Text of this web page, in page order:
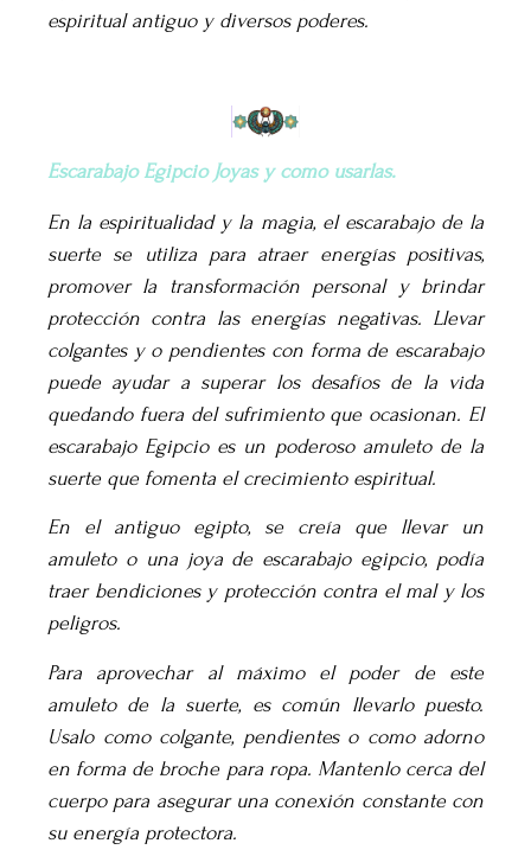
espiritual antiguo y diversos poderes.
Escarabajo Egipcio Joyas y como usarlas.
En la espiritualidad y la magia, el escarabajo de la
suerte se utiliza para atraer energías positivas,
promover la transformación personal y brindar
protección contra las energías negativas. Llevar
colgantes y o pendientes con forma de escarabajo
puede ayudar a superar los desafíos de la vida
quedando fuera del sufrimiento que ocasionan. El
escarabajo Egipcio es un poderoso amuleto de la
suerte que fomenta el crecimiento espiritual.
En el antiguo egipto, se creía que llevar un
amuleto o una joya de escarabajo egipcio, podía
traer bendiciones y protección contra el mal y los
peligros.
Para aprovechar al máximo el poder de este
amuleto de la suerte, es común llevarlo puesto.
Usalo como colgante, pendientes o como adorno
en forma de broche para ropa. Mantenlo cerca del
cuerpo para asegurar una conexión constante con
su energía protectora.